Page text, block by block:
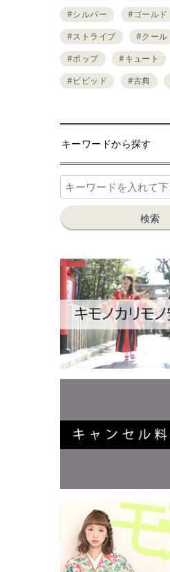
#シルバー
#ゴールド
#ストライプ
#クール
#ポップ
#キュート
#ビビッド
#古典
キーワードから探す
検索